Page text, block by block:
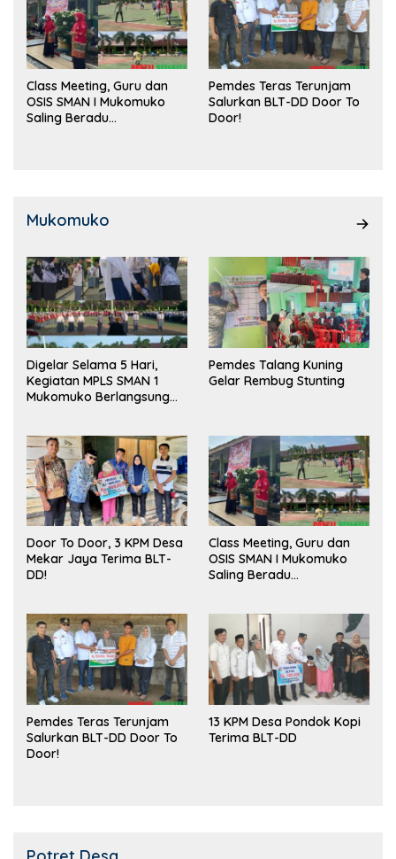
Class Meeting, Guru dan
OSIS SMAN I Mukomuko
Saling Beradu
Pemdes Teras Terunjam
Salurkan BLT-DD Door To
Door!
Mukomuko
Digelar Selama 5 Hari,
Kegiatan MPLS SMAN 1
Mukomuko Berlangsung
Pemdes Talang Kuning
Gelar Rembug Stunting
Door To Door, 3 KPM Desa
Mekar Jaya Terima BLT-
DD!
Class Meeting, Guru dan
OSIS SMAN I Mukomuko
Saling Beradu
Pemdes Teras Terunjam
Salurkan BLT-DD Door To
Door!
13 KPM Desa Pondok Kopi
Terima BLT-DD